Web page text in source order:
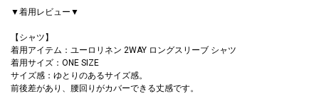
▼着用レビュー▼
【シャツ】
着用アイテム：ユーロリネン 2WAY ロングスリーブ シャツ
着用サイズ：ONE SIZE
サイズ感：ゆとりのあるサイズ感。
前後差があり、腰回りがカバーできる丈感です。